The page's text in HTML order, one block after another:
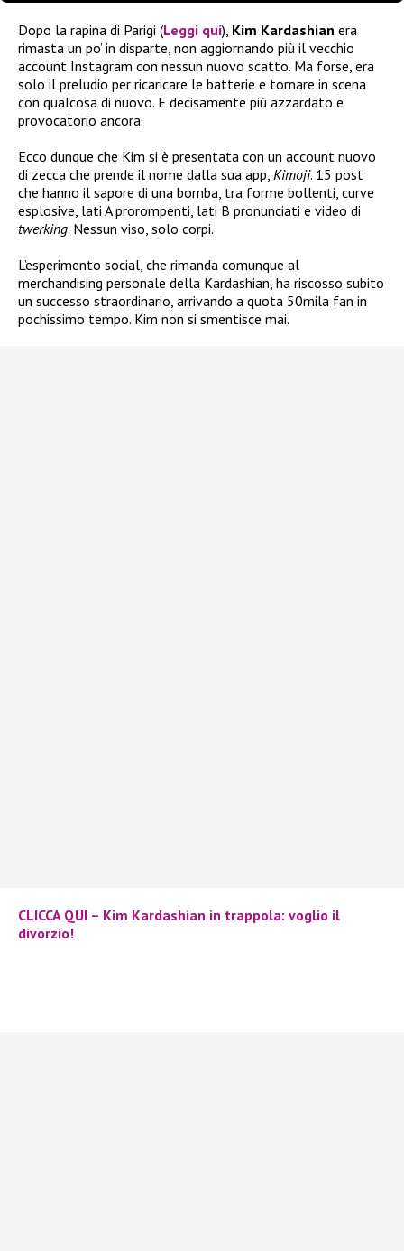
Dopo la rapina di Parigi (Leggi qui), Kim Kardashian era
rimasta un po’ in disparte, non aggiornando più il vecchio
account Instagram con nessun nuovo scatto. Ma forse, era
solo il preludio per ricaricare le batterie e tornare in scena
con qualcosa di nuovo. E decisamente più azzardato e
provocatorio ancora.
Ecco dunque che Kim si è presentata con un account nuovo
di zecca che prende il nome dalla sua app, Kimoji. 15 post
che hanno il sapore di una bomba, tra forme bollenti, curve
esplosive, lati A prorompenti, lati B pronunciati e video di
twerking. Nessun viso, solo corpi.
L’esperimento social, che rimanda comunque al
merchandising personale della Kardashian, ha riscosso subito
un successo straordinario, arrivando a quota 50mila fan in
pochissimo tempo. Kim non si smentisce mai.
CLICCA QUI – Kim Kardashian in trappola: voglio il
divorzio!